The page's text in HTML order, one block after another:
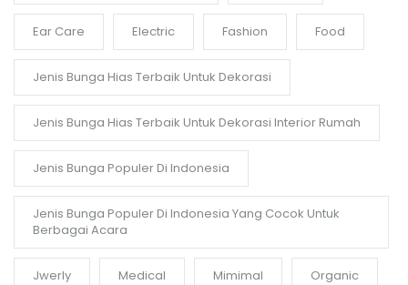
Ear Care Electric Fashion Food
Jenis Bunga Hias Terbaik Untuk Dekorasi
Jenis Bunga Hias Terbaik Untuk Dekorasi Interior Rumah
Jenis Bunga Populer Di Indonesia
Jenis Bunga Populer Di Indonesia Yang Cocok Untuk
Berbagai Acara
Jwerly Medical Mimimal Organic